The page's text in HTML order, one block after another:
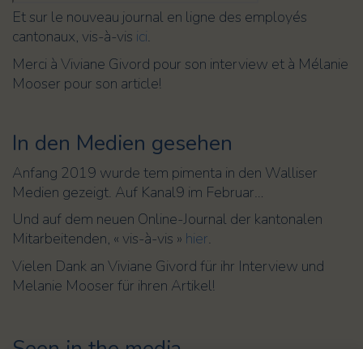
Et sur le nouveau journal en ligne des employés
cantonaux, vis-à-vis ici.
Merci à Viviane Givord pour son interview et à Mélanie
Mooser pour son article!
In den Medien gesehen
Anfang 2019 wurde tem pimenta in den Walliser
Medien gezeigt. Auf Kanal9 im Februar…
Und auf dem neuen Online-Journal der kantonalen
Mitarbeitenden, « vis-à-vis » hier.
Vielen Dank an Viviane Givord für ihr Interview und
Melanie Mooser für ihren Artikel!